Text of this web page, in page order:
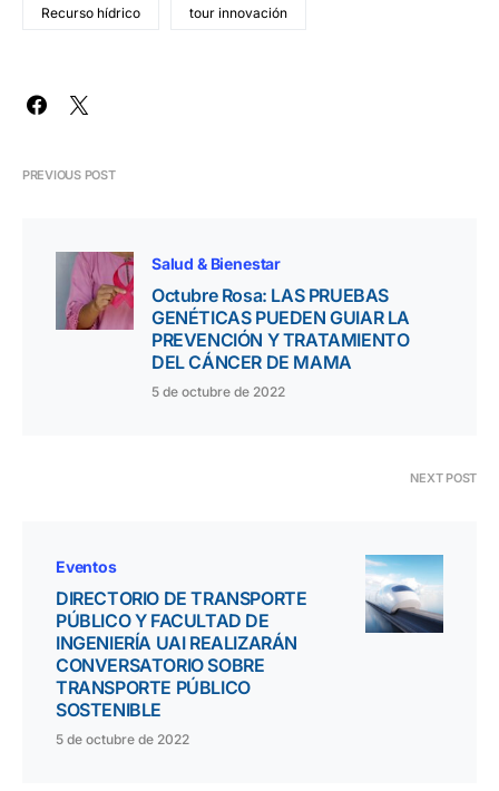
Recurso hídrico tour innovación
PREVIOUS POST
Salud & Bienestar
Octubre Rosa: LAS PRUEBAS
GENÉTICAS PUEDEN GUIAR LA
PREVENCIÓN Y TRATAMIENTO
DEL CÁNCER DE MAMA
5 de octubre de 2022
NEXT POST
Eventos
DIRECTORIO DE TRANSPORTE
PÚBLICO Y FACULTAD DE
INGENIERÍA UAI REALIZARÁN
CONVERSATORIO SOBRE
TRANSPORTE PÚBLICO
SOSTENIBLE
5 de octubre de 2022